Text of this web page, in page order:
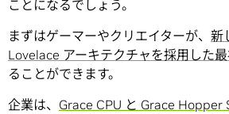
ことになるでしょう。
まずはゲーマーやクリエイターが、 新
Lovelace アーキテクチャを採用した
ることができます。
企業は、 Grace CPU と Grace Hopper